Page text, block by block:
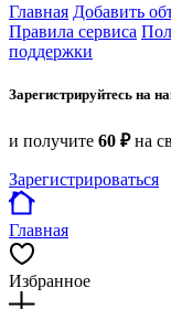
Главная Добавить
Правила сервиса
поддержки
Зарегистрируйтесь на
и получите 60 ₽на
Зарегистрироваться
Главная
Избранное